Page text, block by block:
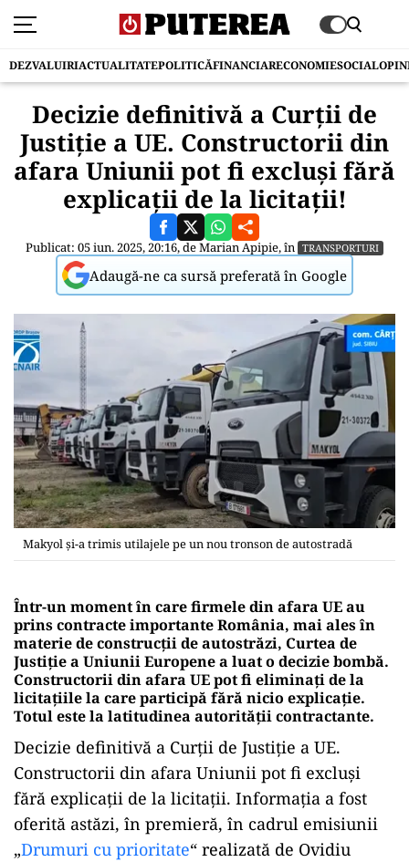
DEZVALUIRIACTUALITATEPOLITICĂFINANCIARECONOMIESOCIAL
Decizie definitivă a Curții de
Justiție a UE. Constructorii din
afara Uniunii pot fi excluși fără
explicații de la licitații!
Publicat: 05 iun. 2025, 20:16, deMarian Apipie, în TRANSPORTURI
Adaugă-ne ca sursă preferată în Google
Makyol și-a trimis utilajele pe un nou tronson de autostradă
Într-un moment în care firmele din afara UE au
prins contracte importante România, mai ales în
materie de construcții de autostrăzi, Curtea de
Justiție a Uniunii Europene a luat o decizie bombă.
Constructorii din afara UE pot fi eliminați de la
licitațiile la care participă fără nicio explicație.
Totul este la latitudinea autorității contractante.
Decizie definitivă a Curții de Justiție a UE.
Constructorii din afara Uniunii pot fi excluși
fără explicații de la licitații. Informația a fost
oferită astăzi, în premieră, în cadrul emisiunii
„Drumuri cu prioritate“ realizată de Ovidiu